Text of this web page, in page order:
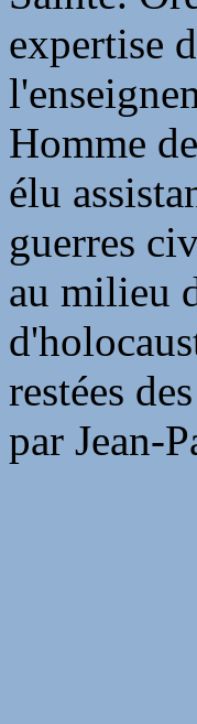
expertise
Homme
élu
guerres
au milieu
restées
par Jean-